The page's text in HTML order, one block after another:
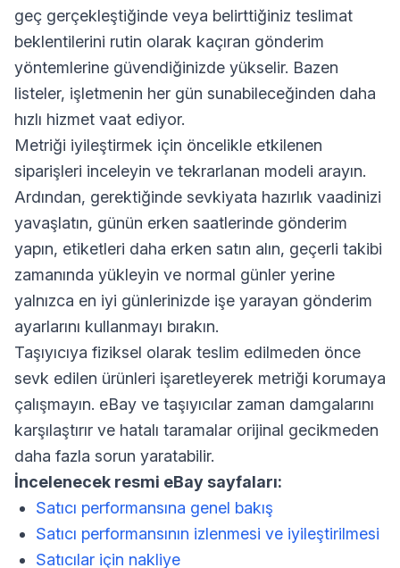
geç gerçekleştiğinde veya belirttiğiniz teslimat
beklentilerini rutin olarak kaçıran gönderim
yöntemlerine güvendiğinizde yükselir. Bazen
listeler, işletmenin her gün sunabileceğinden daha
hızlı hizmet vaat ediyor.
Metriği iyileştirmek için öncelikle etkilenen
siparişleri inceleyin ve tekrarlanan modeli arayın.
Ardından, gerektiğinde sevkiyata hazırlık vaadinizi
yavaşlatın, günün erken saatlerinde gönderim
yapın, etiketleri daha erken satın alın, geçerli takibi
zamanında yükleyin ve normal günler yerine
yalnızca en iyi günlerinizde işe yarayan gönderim
ayarlarını kullanmayı bırakın.
Taşıyıcıya fiziksel olarak teslim edilmeden önce
sevk edilen ürünleri işaretleyerek metriği korumaya
çalışmayın. eBay ve taşıyıcılar zaman damgalarını
karşılaştırır ve hatalı taramalar orijinal gecikmeden
daha fazla sorun yaratabilir.
İncelenecek resmi eBay sayfaları:
Satıcı performansına genel bakış
Satıcı performansının izlenmesi ve iyileştirilmesi
Satıcılar için nakliye